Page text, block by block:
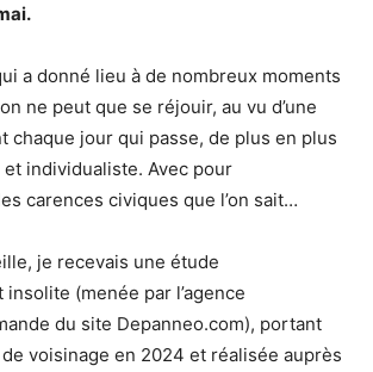
a donné lieu à de nombreux moments
ne peut que se réjouir, au vu d’une
chaque jour qui passe, de plus en plus
individualiste. Avec pour
carences civiques que l’on sait…
je recevais une étude
(menée par l’agence
du site Depanneo.com), portant
voisinage en 2024 et réalisée auprès